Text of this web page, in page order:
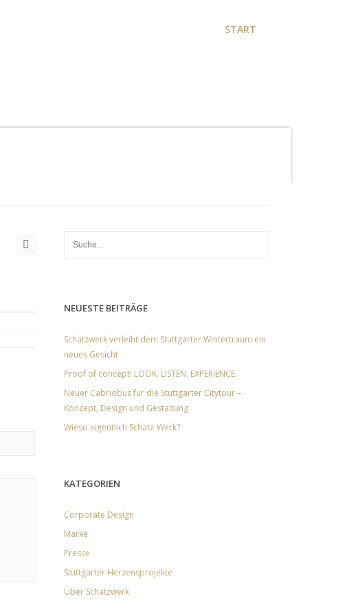
START
NEUESTE BEITRÄGE
Schatzwerk verleiht dem Stuttgarter Wintertraum ein
neues Gesicht
Proof of concept! LOOK. LISTEN. EXPERIENCE.
Neuer Cabriobus für die Stuttgarter Citytour –
Konzept, Design und Gestaltung
Wieso eigentlich Schatz-Werk?
KATEGORIEN
Corporate Design
Marke
Presse
Stuttgarter Herzensprojekte
Über Schatzwerk